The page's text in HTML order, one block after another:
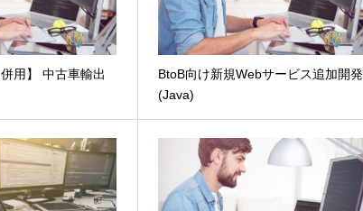
用】 中古車輸出
BtoB向け新規Webサービス追加開発
(Java)